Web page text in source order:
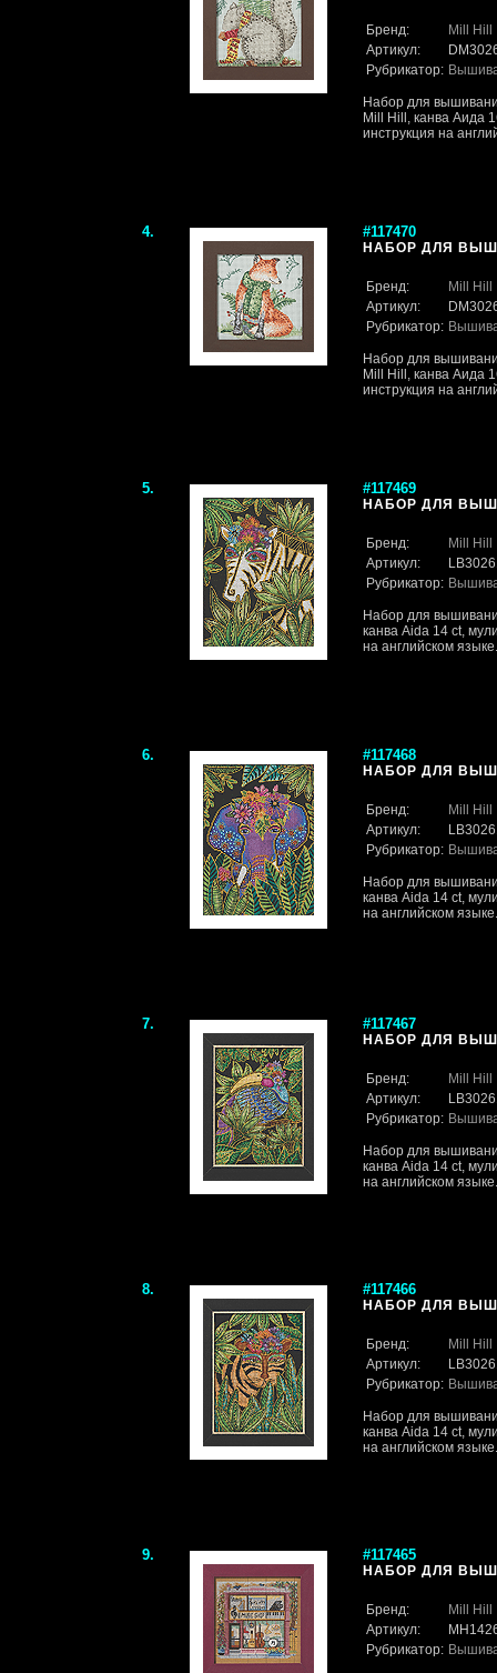
Бренд:
Mill Hill
Артикул:
Рубрикатор:
Набор для
Mill Hill, канва Аида
инструкция на
4. #117470
НАБОР ДЛЯ
Бренд:
Mill Hill
Артикул:
Рубрикатор:
Набор для
Mill Hill, канва Аида
инструкция на
5. #117469
НАБОР ДЛЯ
Бренд:
Mill Hill
Артикул:
Рубрикатор:
Набор для
канва Aida 14 ct,
на английском языке.
6. #117468
НАБОР ДЛЯ
Бренд:
Mill Hill
Артикул:
Рубрикатор:
Набор для
канва Aida 14 ct,
на английском языке.
7. #117467
НАБОР ДЛЯ
Бренд:
Mill Hill
Артикул:
Рубрикатор:
Набор для
канва Aida 14 ct,
на английском языке.
8. #117466
НАБОР ДЛЯ
Бренд:
Mill Hill
Артикул:
Рубрикатор:
Набор для
канва Aida 14 ct,
на английском языке.
9. #117465
НАБОР ДЛЯ
Бренд:
Mill Hill
Артикул:
Рубрикатор: